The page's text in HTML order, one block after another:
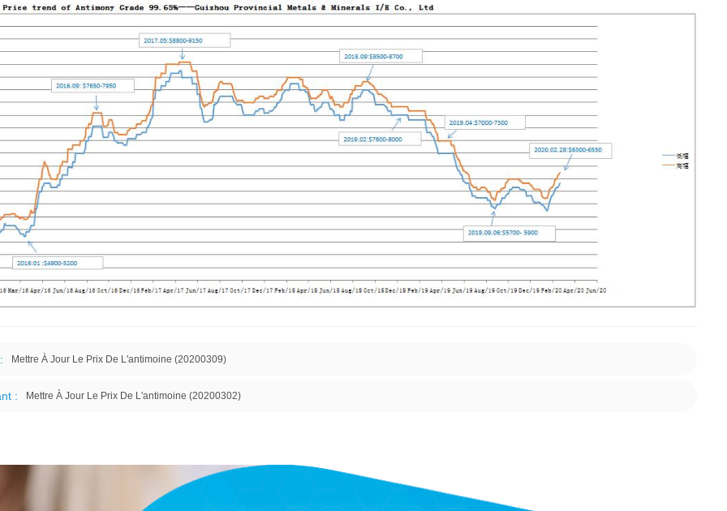
Mettre À Jour Le Prix De L'antimoine (20200309)
: Mettre À Jour Le Prix De L'antimoine (20200302)